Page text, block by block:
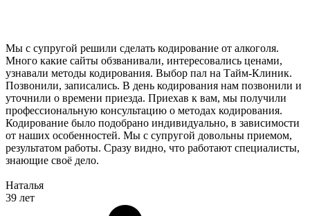
Мы с супругой решили сделать кодирование от алкоголя.
Много какие сайты обзванивали, интересовались ценами,
узнавали методы кодирования. Выбор пал на Тайм-Клиник.
Позвонили, записались. В день кодирования нам позвонили и
уточнили о времени приезда. Приехав к вам, мы получили
профессиональную консультацию о методах кодирования.
Кодирование было подобрано индивидуально, в зависимости
от наших особенностей. Мы с супругой довольны приемом,
результатом работы. Сразу видно, что работают специалисты,
знающие своё дело.
Наталья
39 лет